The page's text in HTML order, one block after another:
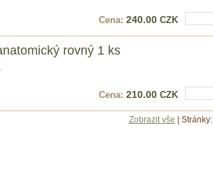
Cena: 240.00 CZK
rovný 1 ks
Cena: 210.00 CZK
Zobrazit vše | Stránky: